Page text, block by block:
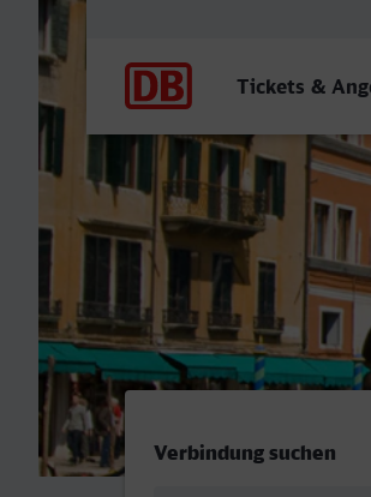
Tickets &
Kempten (Allgäu)
Verbindung suchen